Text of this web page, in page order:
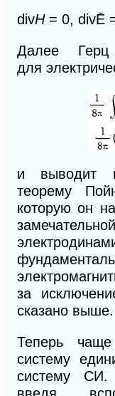
divH= 0, divĒ
Далее Герц
для
и выводит
теорему
которую он
за
сказано выше.
Теперь
систему
систему СИ.